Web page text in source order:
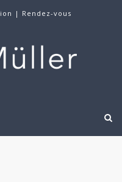
| Rendez-vous